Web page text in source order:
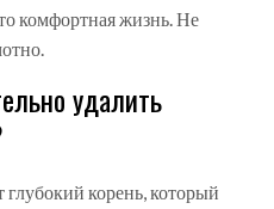
комфортная жизнь. Не
удалить
корень, который